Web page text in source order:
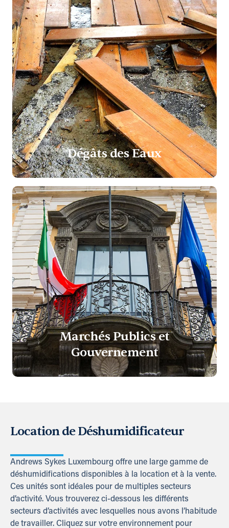
Dégâts des Eaux
Marchés Publics et
Gouvernement
Location de Déshumidificateur
Andrews Sykes Luxembourg offre une large gamme de
déshumidifications disponibles à la location et à la vente.
Ces unités sont idéales pour de multiples secteurs
d’activité. Vous trouverez ci-dessous les différents
secteurs d’activités avec lesquelles nous avons l’habitude
de travailler. Cliquez sur votre environnement pour